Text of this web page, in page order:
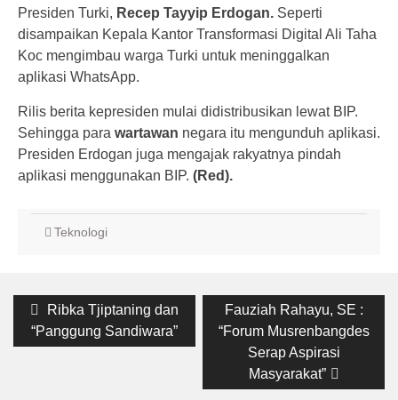
Presiden Turki, Recep Tayyip Erdogan. Seperti
disampaikan Kepala Kantor Transformasi Digital Ali Taha
Koc mengimbau warga Turki untuk meninggalkan
aplikasi WhatsApp.
Rilis berita kepresiden mulai didistribusikan lewat BIP.
Sehingga para wartawan negara itu mengunduh aplikasi.
Presiden Erdogan juga mengajak rakyatnya pindah
aplikasi menggunakan BIP. (Red).
Teknologi
Post
navigation
Previous
post:
Ribka Tjiptaning dan
“Panggung Sandiwara”
Next
post:
Fauziah Rahayu, SE :
“Forum Musrenbangdes
Serap Aspirasi
Masyarakat”